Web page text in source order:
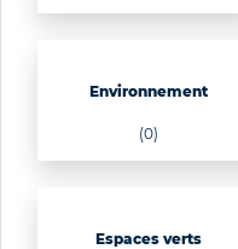
Environnement
(0)
Espaces verts